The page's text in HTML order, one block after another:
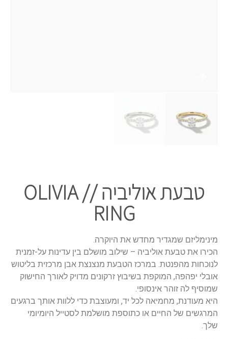
טבעת אוליביה // OLIVIA
RING
מינימליזם שמגדיר מחדש את היוקרה.
הכירו את טבעת אוליביה – שילוב מושלם בין עדינות על-זמנית
לנוכחות מהפנטת. במרכז הטבעת מנצנצת אבן מרכזית בליטוש
אובלי יפהפה, המוקפת בשיבוץ זרקונים מדויק לאורך החישוק
שמוסיף לה זוהר אינסופי.
היא מעודנת, מחמיאה לכל יד, ומעוצבת כדי ללוות אותך ברגעים
המרגשים של החיים או כתוספת מושלמת לסטייל היומיומי
שלך.